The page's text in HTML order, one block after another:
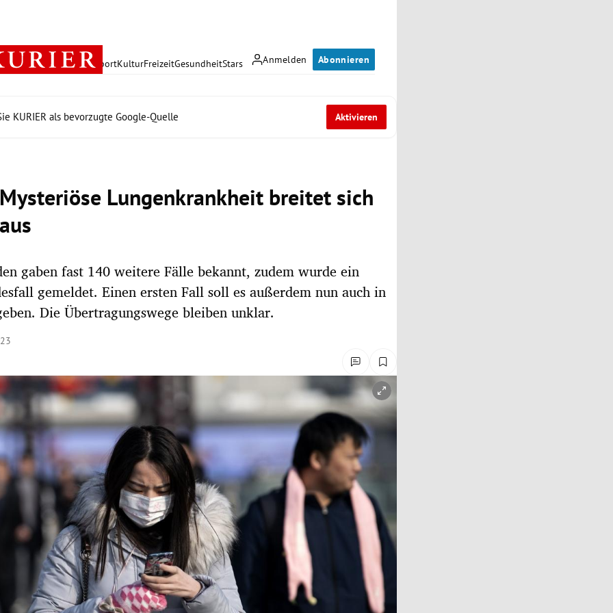
Anmelden Abonnieren
PolitikWirtschaft SportKulturFreizeitGesundheitStars
KURIER als bevorzugte Google-Quelle Aktivieren
Lungenkrankheit breitet sich
gaben fast 140 weitere Fälle bekannt, zudem wurde ein
gemeldet. Einen ersten Fall soll es außerdem nun auch in
Die Übertragungswege bleiben unklar.
öffnen/schließen